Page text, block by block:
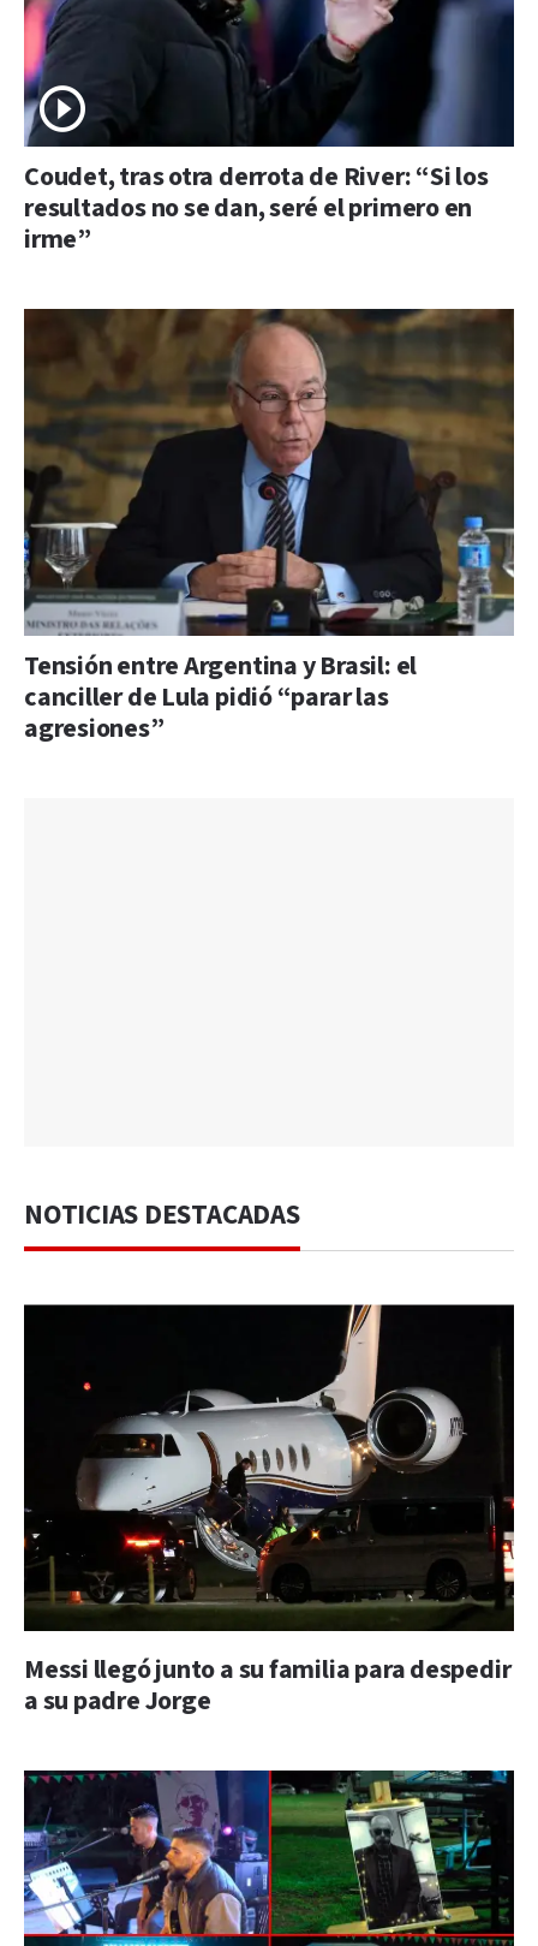
Coudet, tras otra derrota de River: “Si los
resultados no se dan, seré el primero en
irme”
Tensión entre Argentina y Brasil: el
canciller de Lula pidió “parar las
agresiones”
NOTICIAS DESTACADAS
Messi llegó junto a su familia para despedir
a su padre Jorge